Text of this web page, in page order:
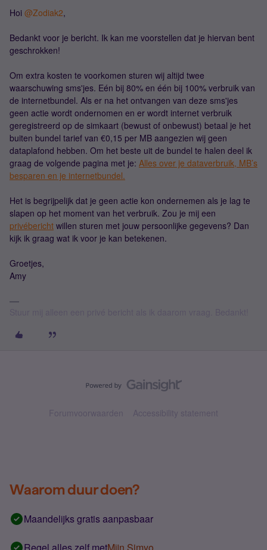
Hoi @Zodiak2,
Bedankt voor je bericht. Ik kan me voorstellen dat je hiervan bent
geschrokken!
Om extra kosten te voorkomen sturen wij altijd twee
waarschuwing sms'jes. Eén bij 80% en één bij 100% verbruik van
de internetbundel. Als er na het ontvangen van deze sms'jes
geen actie wordt ondernomen en er wordt internet verbruik
geregistreerd op de simkaart (bewust of onbewust) betaal je het
buiten bundel tarief van €0,15 per MB aangezien wij geen
dataplafond hebben. Om het beste uit de bundel te halen deel ik
graag de volgende pagina met je: Alles over je dataverbruik, MB’s
besparen en je internetbundel.
Het is begrijpelijk dat je geen actie kon ondernemen als je lag te
slapen op het moment van het verbruik. Zou je mij een
privébericht willen sturen met jouw persoonlijke gegevens? Dan
kijk ik graag wat ik voor je kan betekenen.
Groetjes,
Amy
Forumvoorwaarden Accessibility statement
Waarom duur doen?
Maandelijks gratis aanpasbaar